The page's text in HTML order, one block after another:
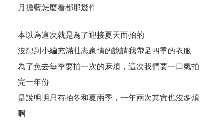
月擔藍怎麼看都那幾件
本以為這次就是為了迎接夏天而拍的
沒想到小編充滿壯志豪情的說請我帶足四季的衣服
為了免去每季要拍一次的麻煩，這次我們要一口氣拍
完一年份
是說明明只有拍冬和夏兩季，一年兩次其實也沒多煩
啊